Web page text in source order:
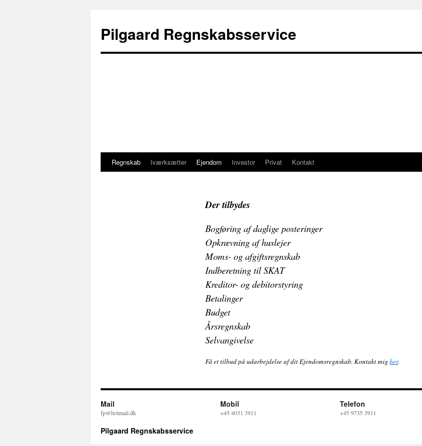
Pilgaard Regnskabsservice
HopRegnskab Iværksætter Ejendom Investor Privat Kontakt
Der tilbydes
Bogføring af daglige posteringer
Opkrævning af huslejer
Moms- og afgiftsregnskab
Indberetning til SKAT
Kreditor- og debitorstyring
Betalinger
Budget
Årsregnskab
Selvangivelse
Få et tilbud på udarbejdelse af dit Ejendomsregnskab. Kontakt migher.
Mail
fp@hotmail.dk
Mobil
+45 4031 3911
Telefon
+45 9735 3911
Pilgaard Regnskabsservice